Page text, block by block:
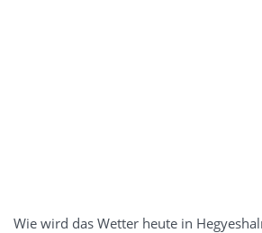
Wie wird das Wetter heute in